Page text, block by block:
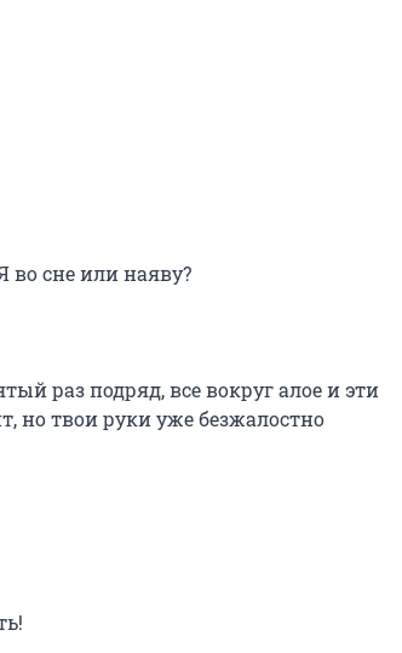
во сне или наяву?
раз подряд, все вокруг алое и эти
твои руки уже безжалостно